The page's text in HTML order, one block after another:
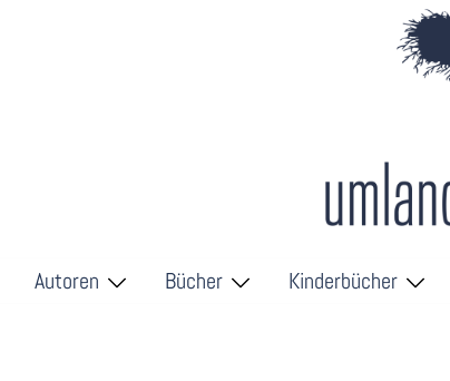
Autoren Bücher Kinderbücher